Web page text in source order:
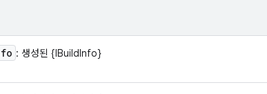
: 생성된 {IBuildInfo}